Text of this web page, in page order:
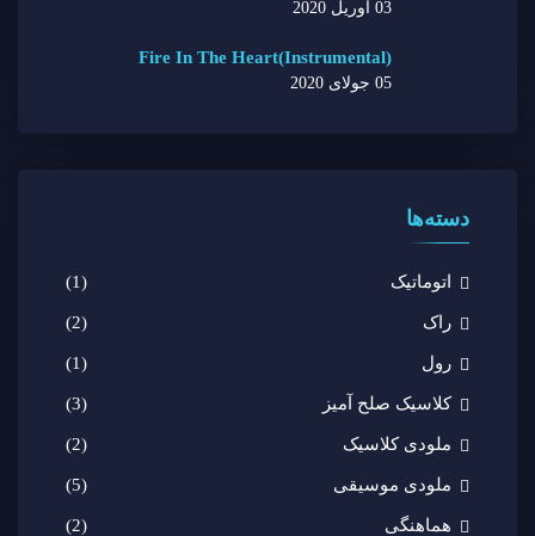
03 آوریل 2020
(Fire In The Heart(Instrumental
05 جولای 2020
دسته‌ها
اتوماتیک (1)
راک (2)
رول (1)
کلاسیک صلح آمیز (3)
ملودی کلاسیک (2)
ملودی موسیقی (5)
هماهنگی (2)